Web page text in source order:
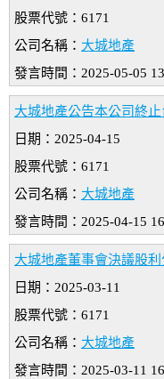
股票代號：6171
公司名稱： 大城地產
發言時間：2025-05-05
大城地產公告本公司終
日期：2025-04-15
股票代號：6171
公司名稱： 大城地產
發言時間：2025-04-15
大城地產董事會決議股
日期：2025-03-11
股票代號：6171
公司名稱： 大城地產
發言時間：2025-03-11